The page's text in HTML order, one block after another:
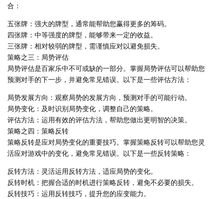
合：
五张牌：强大的牌型，通常能帮助您赢得更多的筹码。
四张牌：中等强度的牌型，能够带来一定的收益。
三张牌：相对较弱的牌型，需谨慎应对以避免损失。
策略之三：局势评估
局势评估是百家乐中不可或缺的一部分。掌握局势评估可以帮助您
预测对手的下一步，并避免常见错误。以下是一些评估方法：
局势发展方向：观察局势的发展方向，预测对手的可能行动。
局势变化：及时识别局势变化，调整自己的策略。
评估方法：运用有效的评估方法，帮助您做出更明智的决策。
策略之四：策略反转
策略反转是应对局势变化的重要技巧。掌握策略反转可以帮助您灵
活应对游戏中的变化，避免常见错误。以下是一些反转策略：
反转方法：灵活运用反转方法，适应局势的变化。
反转时机：把握合适的时机进行策略反转，避免不必要的损失。
反转技巧：运用反转技巧，提升您的应变能力。